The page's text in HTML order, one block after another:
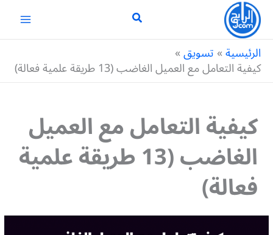
تخطي
المحتوى
الرئيسية تسويق
كيفية التعامل مع العميل الغاضب (13 طريقة علمية فعالة)
كيفية التعامل مع العميل
الغاضب (13 طريقة علمية
فعالة)